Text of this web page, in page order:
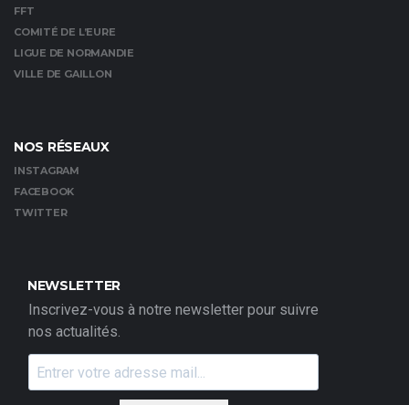
FFT
COMITÉ DE L’EURE
LIGUE DE NORMANDIE
VILLE DE GAILLON
NOS RÉSEAUX
INSTAGRAM
FACEBOOK
TWITTER
NEWSLETTER
Inscrivez-vous à notre newsletter pour suivre
nos actualités.